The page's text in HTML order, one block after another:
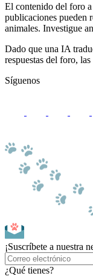
El contenido del foro
publicaciones pueden
animales. Investigue
Dado que una IA
respuestas del foro,
Síguenos
¡Suscríbete a nuestra
¿Qué tienes?